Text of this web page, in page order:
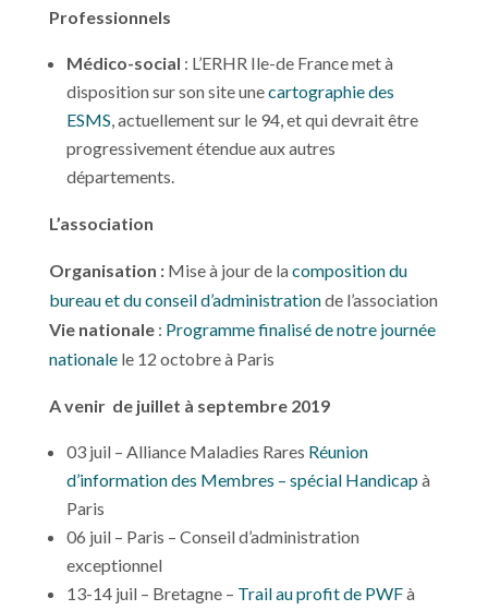
Professionnels
Médico-social : L’ERHR Ile-de France met à
disposition sur son site unecartographie des
ESMS, actuellement sur le 94, et qui devrait être
progressivement étendue aux autres
départements.
L’association
Organisation : Mise à jour de lacomposition du
bureau et du conseil d’administrationde l’association
Vie nationale: Programme finalisé de notre journée
nationalele 12 octobre à Paris
A venir de juillet à septembre 2019
03 juil – Alliance Maladies Rares Réunion
d’information des Membres – spécial Handicapà
Paris
06 juil – Paris – Conseil d’administration
exceptionnel
13-14 juil – Bretagne – Trail au profit de PWFà